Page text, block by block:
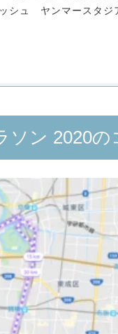
シュ ヤンマースタジ
ソン 2020